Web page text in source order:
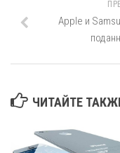
Apple и
ЧИТАЙТЕ